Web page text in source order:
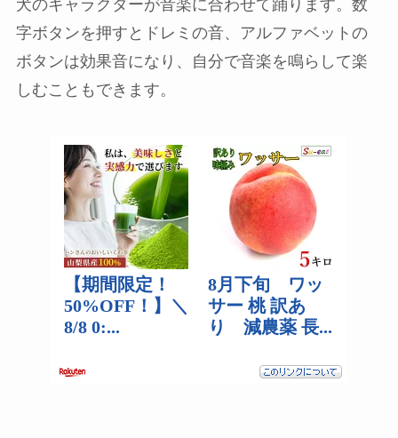
犬のキャラクターが音楽に合わせて踊ります。数
字ボタンを押すとドレミの音、アルファベットの
ボタンは効果音になり、自分で音楽を鳴らして楽
しむこともできます。